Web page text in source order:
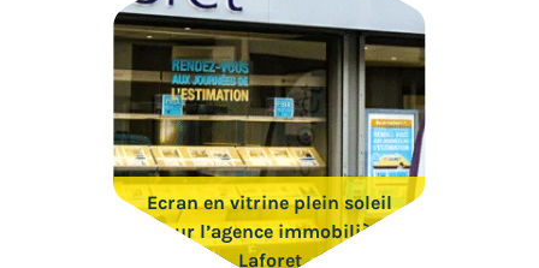
Ecran en vitrine plein soleil
pour l’agence immobilière
Laforet